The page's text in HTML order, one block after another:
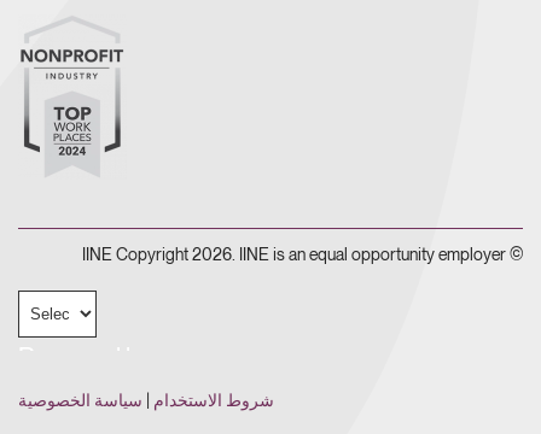
© IINE Copyright 2026. IINE is an equal opportunity employer
Powered by
شروط الاستخدام | سياسة الخصوصية